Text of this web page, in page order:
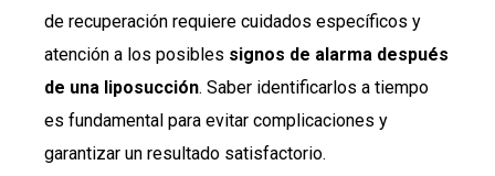
de recuperación requiere cuidados específicos y
atención a los posibles signos de alarma después
de una liposucción. Saber identificarlos a tiempo
es fundamental para evitar complicaciones y
garantizar un resultado satisfactorio.